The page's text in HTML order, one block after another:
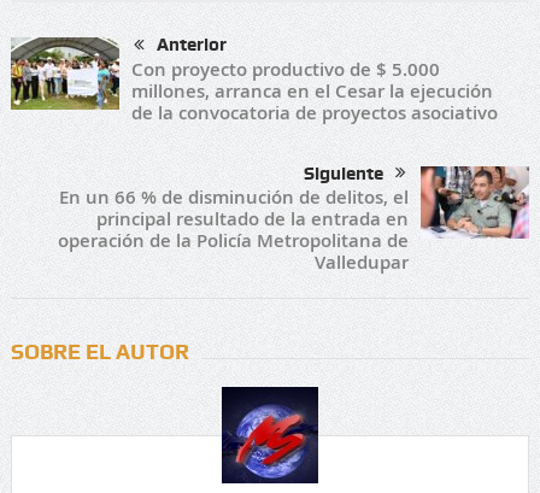
Anterior
Con proyecto productivo de $ 5.000
millones, arranca en el Cesar la ejecución
de la convocatoria de proyectos asociativo
Siguiente
En un 66 % de disminución de delitos, el
principal resultado de la entrada en
operación de la Policía Metropolitana de
Valledupar
SOBRE EL AUTOR